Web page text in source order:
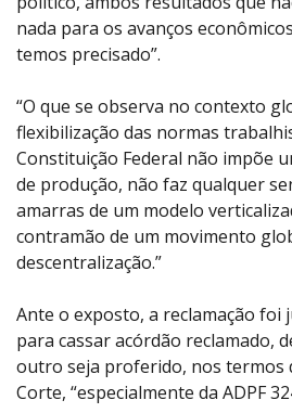
nada para os avanços
temos precisado”.
“O que se observa no contexto
flexibilização das normas
Constituição Federal não impõe
de produção, não faz qualquer
amarras de um modelo
contramão de um movimento
descentralização.”
Ante o exposto, a reclamação foi
para cassar acórdão reclamado,
outro seja proferido, nos termos
Corte, “especialmente da ADPF